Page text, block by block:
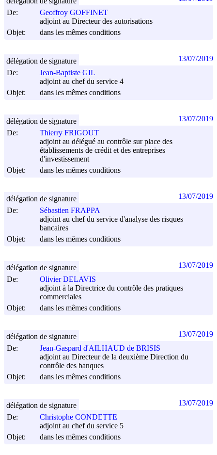
De:
Geoffroy GOFFINET
adjoint au Directeur des autorisations
Objet:
dans les mêmes conditions
De:
Jean-Baptiste GIL
adjoint au chef du service 4
Objet:
dans les mêmes conditions
délégation de signature 13/07/2019
De:
Thierry FRIGOUT
adjoint au délégué au contrôle sur place des
établissements de crédit et des entreprises
d'investissement
Objet:
dans les mêmes conditions
délégation de signature 13/07/2019
De:
Sébastien FRAPPA
adjoint au chef du service d'analyse des risques
bancaires
Objet:
dans les mêmes conditions
délégation de signature 13/07/2019
De:
Olivier DELAVIS
adjoint à la Directrice du contrôle des pratiques
commerciales
Objet:
dans les mêmes conditions
délégation de signature 13/07/2019
De:
Jean-Gaspard d'AILHAUD de BRISIS
adjoint au Directeur de la deuxième Direction du
contrôle des banques
Objet:
dans les mêmes conditions
délégation de signature 13/07/2019
De:
Christophe CONDETTE
adjoint au chef du service 5
Objet:
dans les mêmes conditions
délégation de signature 13/07/2019